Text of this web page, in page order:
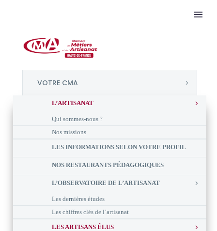
VOTRE CMA
L’ARTISANAT
Qui sommes-nous ?
Nos missions
LES INFORMATIONS SELON VOTRE PROFIL
NOS RESTAURANTS PÉDAGOGIQUES
L’OBSERVATOIRE DE L’ARTISANAT
Les dernières études
Les chiffres clés de l’artisanat
LES ARTISANS ÉLUS